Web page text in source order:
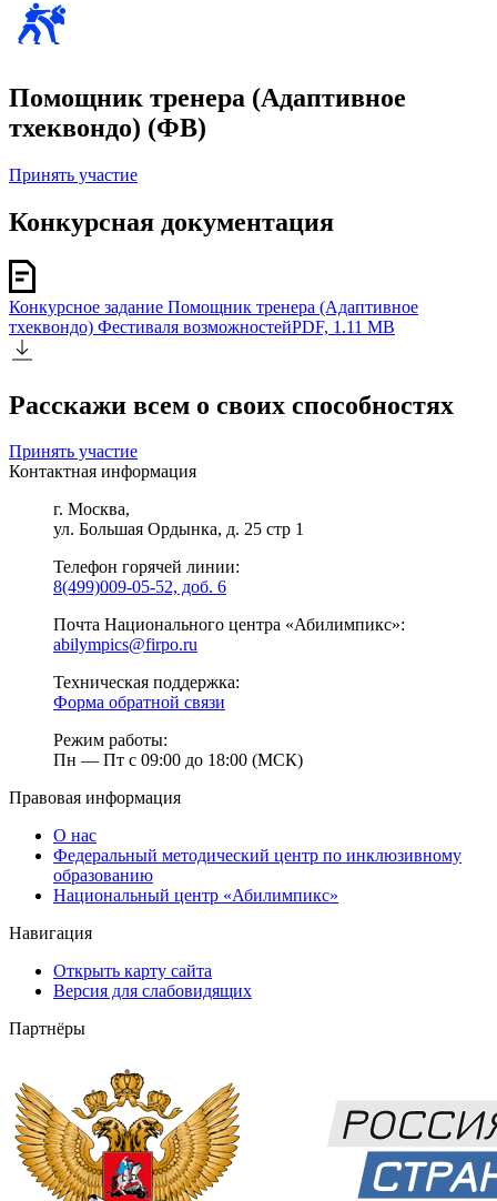
Помощник тренера (Адаптивное
тхеквондо) (ФВ)
Принять участие
Конкурсная документация
Конкурсное задание Помощник тренера (Адаптивное
тхеквондо) Фестиваля возможностейPDF, 1.11 MB
Расскажи всем о своих способностях
Принять участие
Контактная информация
г. Москва,
ул. Большая Ордынка, д. 25 стр 1
Телефон горячей линии:
8(499)009-05-52, доб. 6
Почта Национального центра «Абилимпикс»:
abilympics@firpo.ru
Техническая поддержка:
Форма обратной связи
Режим работы:
Пн — Пт с 09:00 до 18:00 (МСК)
Правовая информация
О нас
Федеральный методический центр по инклюзивному
образованию
Национальный центр «Абилимпикс»
Навигация
Открыть карту сайта
Версия для слабовидящих
Партнёры